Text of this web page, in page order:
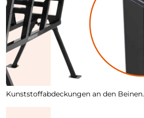
Kunststoffabdeckungen an den Beinen.